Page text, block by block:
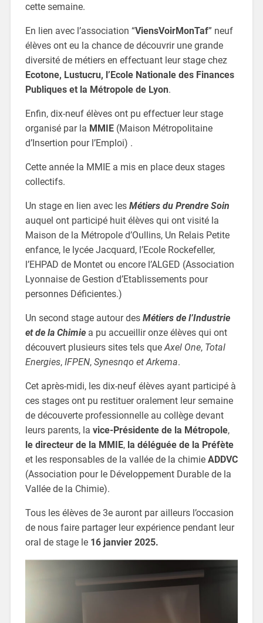
cette semaine.
En lien avec l’association “ViensVoirMonTaf” neuf
élèves ont eu la chance de découvrir une grande
diversité de métiers en effectuant leur stage chez
Ecotone, Lustucru, l’Ecole Nationale des Finances
Publiques et la Métropole de Lyon.
Enfin, dix-neuf élèves ont pu effectuer leur stage
organisé par la MMIE(Maison Métropolitaine
d’Insertion pour l’Emploi) .
Cette année la MMIE a mis en place deux stages
collectifs.
Un stage en lien avec lesMétiers du Prendre Soin
auquel ont participé huit élèves qui ont visité la
Maison de la Métropole d’Oullins, Un Relais Petite
enfance, le lycée Jacquard, l’Ecole Rockefeller,
l’EHPAD de Montet ou encore l’ALGED (Association
Lyonnaise de Gestion d’Etablissements pour
personnes Déficientes.)
Un second stage autour des Métiers de l’Industrie
et de la Chimiea pu accueillir onze élèves qui ont
découvert plusieurs sites tels que Axel One, Total
Energies, IFPEN, Synesnqo et Arkema.
Cet après-midi, les dix-neuf élèves ayant participé à
ces stages ont pu restituer oralement leur semaine
de découverte professionnelle au collège devant
leurs parents, la vice-Présidente de la Métropole,
le directeur de la MMIE, la déléguée de la Préfète
et les responsables de la vallée de la chimie ADDVC
(Association pour le Développement Durable de la
Vallée de la Chimie).
Tous les élèves de 3e auront par ailleurs l’occasion
de nous faire partager leur expérience pendant leur
oral de stage le 16 janvier 2025.